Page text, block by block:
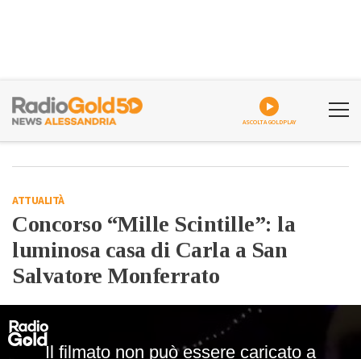
ASCOLTA GOLDPLAY
ATTUALITÀ
Concorso “Mille Scintille”: la
luminosa casa di Carla a San
Salvatore Monferrato